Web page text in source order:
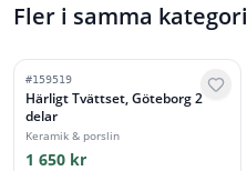
Fler i samma kategori
#159519
Härligt Tvättset, Göteborg 2
delar
Keramik & porslin
1 650 kr